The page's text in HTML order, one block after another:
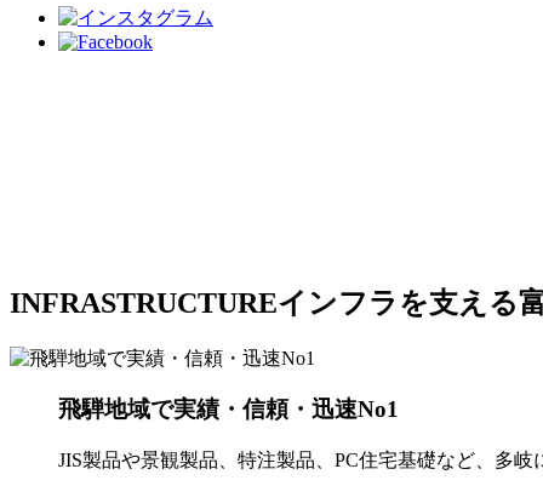
INFRASTRUCTUREインフラを支える
飛騨地域で実績・信頼・迅速No1
JIS製品や景観製品、特注製品、PC住宅基礎など、多